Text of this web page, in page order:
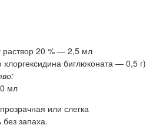
раствор 20 % — 2,5 мл
биглюконата — 0,5 г)
мл
или слегка
запаха.